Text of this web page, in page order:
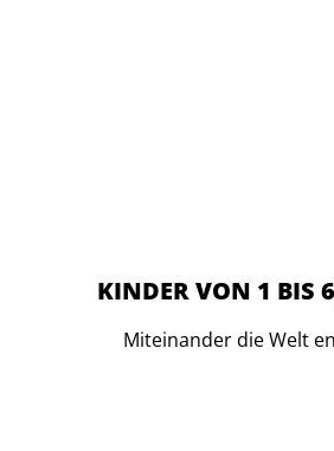
KINDER VON 1 BIS
Miteinander die Welt